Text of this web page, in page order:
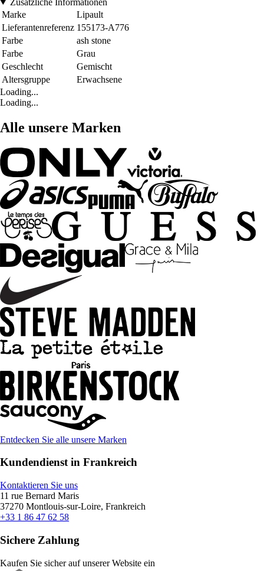
Marke
Lipault
Lieferantenreferenz 155173-A776
Farbe
ash stone
Farbe
Grau
Geschlecht
Gemischt
Altersgruppe
Erwachsene
Loading...
Loading...
Alle unsere Marken
Entdecken Sie alle unsere Marken
Kundendienst in Frankreich
Kontaktieren Sie uns
11 rue Bernard Maris
37270 Montlouis-sur-Loire, Frankreich
+33 1 86 47 62 58
Sichere Zahlung
Kaufen Sie sicher auf unserer Website ein